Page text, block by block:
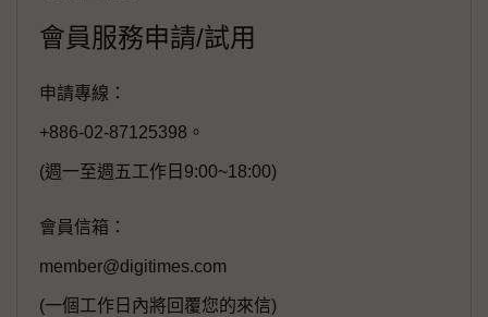
會員服務申請/試用
申請專線：
+886-02-87125398。
(週一至週五工作日9:00~18:00)
會員信箱：
member@digitimes.com
(一個工作日內將回覆您的來信)